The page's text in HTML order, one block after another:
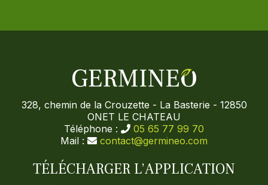
328, chemin de la Crouzette - La Basterie - 12850
ONET LE CHATEAU
Téléphone :
05 65 77 99 70
Mail :
contact@germineo.com
TÉLÉCHARGER L’APPLICATION